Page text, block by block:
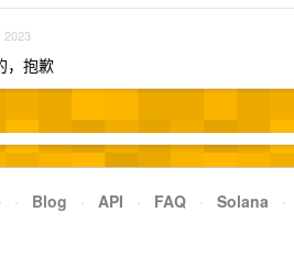
2023
，抱歉
· Blog · API · FAQ · Solana ·